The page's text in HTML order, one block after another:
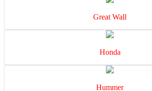
Great Wall
Honda
Hummer